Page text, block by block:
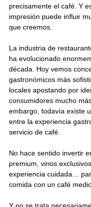
precisamente el café. Y
impresión puede influir
que creemos.
La industria de
ha evolucionado
década. Hoy vemos
gastronómicos más
locales apostando por
consumidores mucho
embargo, todavía existe
entre la experiencia
servicio de café.
No hace sentido invertir
premium, vinos
experiencia cuidada…
comida con un café
Y no se trata